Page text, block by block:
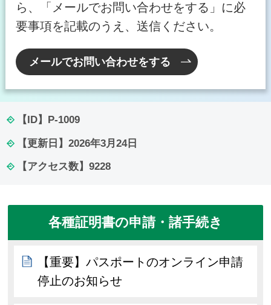
ら、「メールでお問い合わせをする」に必
要事項を記載のうえ、送信ください。
メールでお問い合わせをする
【ID】 P-1009
【更新日】 2026年3月24日
【アクセス数】 9228
各種証明書の申請・諸手続き
【重要】パスポートのオンライン申請
停止のお知らせ